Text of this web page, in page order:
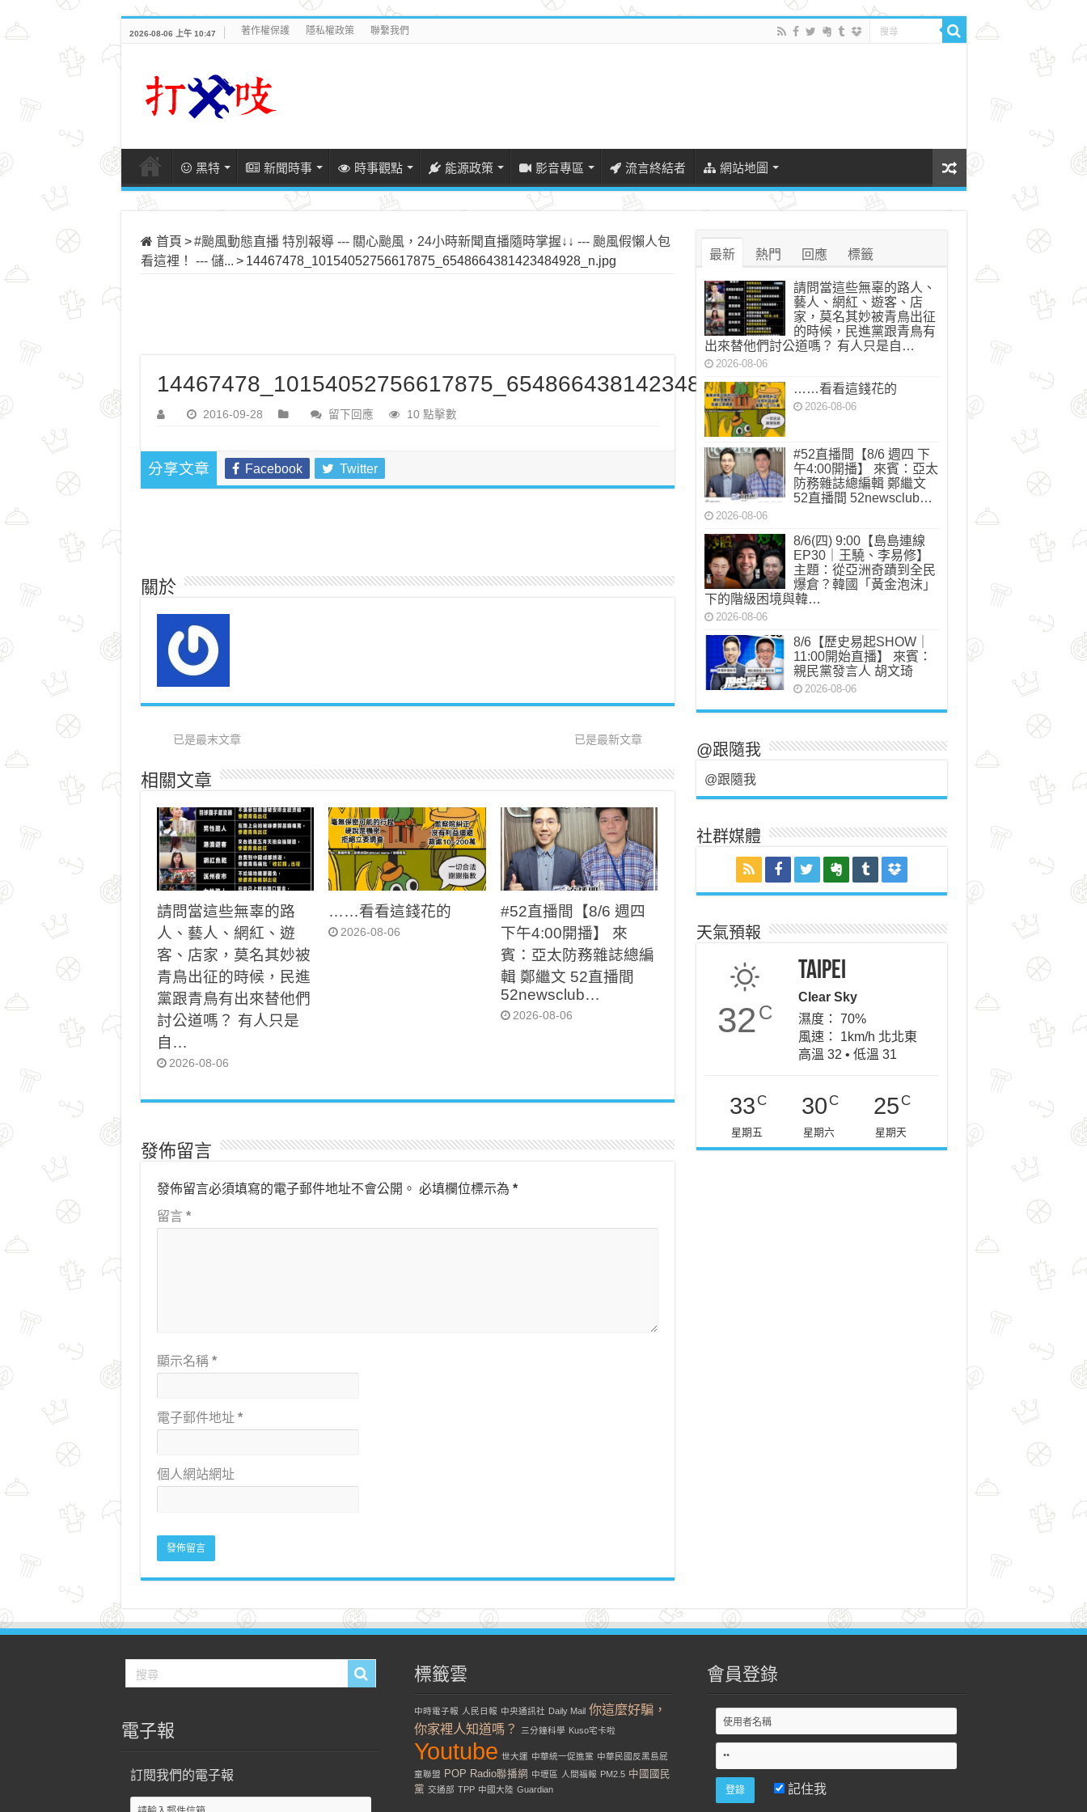
2026-08-06 上午 10:47 著作權保護 隱私權政策 聯繫我們
黑特 新聞時事 時事觀點 能源政策 影音專區 流言終結者 網站地圖
首頁 > #颱風動態直播 特別報導 --- 關心颱風，24小時新聞直播隨時掌握↓↓ --- 颱風假懶人包
看這裡！ --- 儲... > 14467478_10154052756617875_6548664381423484928_n.jpg
14467478_10154052756617875_6548664381423484928_n.jpg
2016-09-28 留下回應 10 點擊數
分享文章 Facebook Twitter
關於
已是最末文章 已是最新文章
相關文章
請問當這些無辜的路
人、藝人、網紅、遊
客、店家，莫名其妙被
青鳥出征的時候，民進
黨跟青鳥有出來替他們
討公道嗎？ 有人只是
自…
2026-08-06
……看看這錢花的
2026-08-06
#52直播間【8/6 週四
下午4:00開播】 來
賓：亞太防務雜誌總編
輯 鄭繼文 52直播間
52newsclub…
2026-08-06
發佈留言
發佈留言必須填寫的電子郵件地址不會公開。 必填欄位標示為 *
留言 *
顯示名稱 *
電子郵件地址 *
個人網站網址
最新 熱門 回應 標籤
請問當這些無辜的路人、
藝人、網紅、遊客、店
家，莫名其妙被青鳥出征
的時候，民進黨跟青鳥有
出來替他們討公道嗎？ 有人只是自…
2026-08-06
……看看這錢花的
2026-08-06
#52直播間【8/6 週四 下
午4:00開播】 來賓：亞太
防務雜誌總編輯 鄭繼文
52直播間 52newsclub…
2026-08-06
8/6(四) 9:00【島島連線
EP30｜王驍、李易修】
主題：從亞洲奇蹟到全民
爆倉？韓國「黃金泡沫」
下的階級困境與韓…
2026-08-06
8/6【歷史易起SHOW｜
11:00開始直播】 來賓：
親民黨發言人 胡文琦
2026-08-06
@跟隨我
@跟隨我
社群媒體
天氣預報
32C
Taipei
Clear Sky
濕度： 70%
風速： 1km/h 北北東
高溫 32 • 低溫 31
33 C
星期五
30 C
星期六
25 C
星期天
電子報
訂閱我們的電子報
標籤雲
中時電子報 人民日報 中央通訊社 Daily Mail 你這麼好騙，
你家裡人知道嗎？
三分鐘科學 Kuso宅卡啦
Youtube 世大運 中華統一促進黨 中華民國反黑島屁
童聯盟 POP Radio聯播網 中壢區 人間福報 PM2.5 中國國民
黨 交通部 TPP 中國大陸 Guardian
會員登錄
記住我